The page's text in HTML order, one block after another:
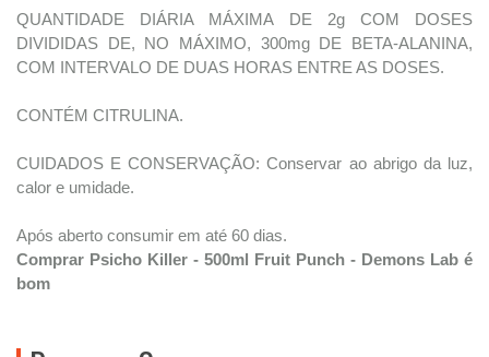
QUANTIDADE DIÁRIA MÁXIMA DE 2g COM DOSES
DIVIDIDAS DE, NO MÁXIMO, 300mg DE BETA-ALANINA,
COM INTERVALO DE DUAS HORAS ENTRE AS DOSES.
CONTÉM CITRULINA.
CUIDADOS E CONSERVAÇÃO: Conservar ao abrigo da luz,
calor e umidade.
Após aberto consumir em até 60 dias.
Comprar Psicho Killer - 500ml Fruit Punch - Demons Lab é
bom